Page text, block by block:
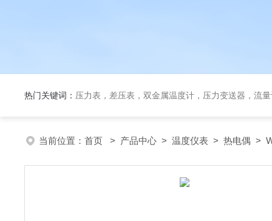
热门关键词： 压力表，差压表，双金属温度计，压力变送器，流
当前位置： 首页 > 产品中心 > 温度仪表 > 热电偶 >